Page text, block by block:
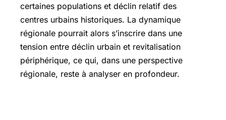
certaines populations et déclin relatif des
centres urbains historiques. La dynamique
régionale pourrait alors s’inscrire dans une
tension entre déclin urbain et revitalisation
périphérique, ce qui, dans une perspective
régionale, reste à analyser en profondeur.